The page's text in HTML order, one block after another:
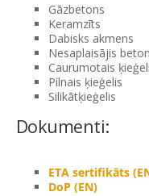
Gāzbetons
Keramzīts
Dabisks akmens
Nesaplaisājis
Caurumotais
Pilnais ķieģelis
Silikātķieģelis
Dokumenti:
ETA sertifikāts
DoP (EN)